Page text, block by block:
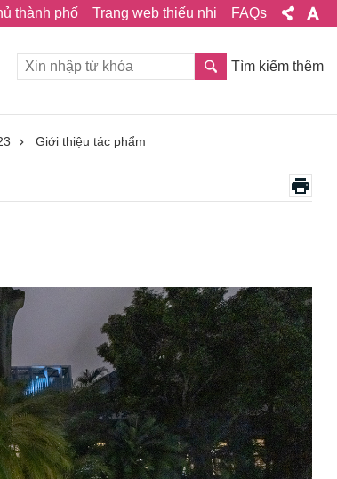
thành phố Trang web thiếu nhi FAQs
Tìm kiếm thêm
Giới thiệu tác phẩm